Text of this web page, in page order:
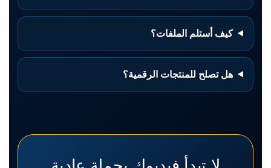
كيف أستلم الملفات؟
هل تصلح للمنتجات الرقمية؟